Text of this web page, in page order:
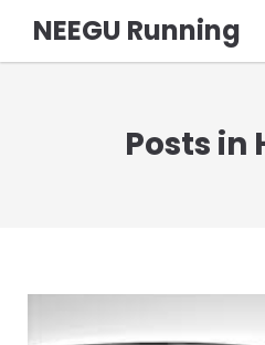
NEEGU Running
Posts in